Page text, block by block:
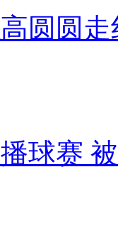
圆圆走
球赛